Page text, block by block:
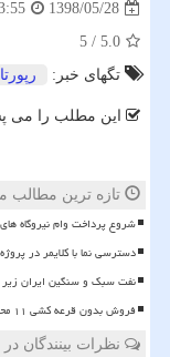
1398/05/28
5.0
/
5
تگهای خبر:
این مطلب را می
تازه ترین مطالب
شروع پرداخت وام نیروگاه
دسترسی نما با کلایمر در
نفت سبک و سنگین ایران زیر ۸۱ دلار
فروش بدون قرعه کشی ۱۱ محصول ایران خودرو برای متقاضیان عادی
نظرات بینندگان